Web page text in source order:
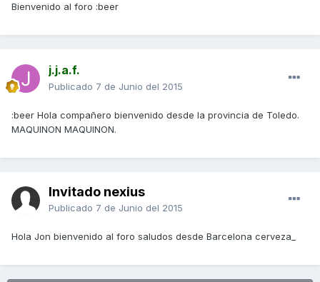
Bienvenido al foro :beer
j.j.a.f.
Publicado 7 de Junio del 2015
:beer Hola compañero bienvenido desde la provincia de Toledo.
MAQUINON MAQUINON.
Invitado nexius
Publicado 7 de Junio del 2015
Hola Jon bienvenido al foro saludos desde Barcelona cerveza_